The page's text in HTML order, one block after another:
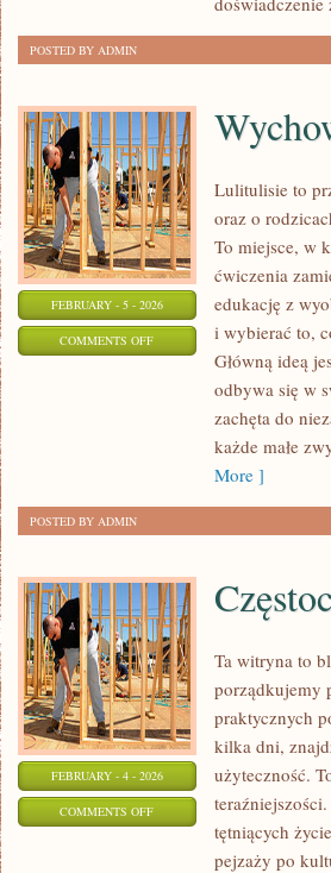
POSTED BY ADMIN
FEBRUARY - 5 - 2026
COMMENTS OFFON
WYCHOWANIE
Lulitulisie to
oraz o
To miejsce, w
ćwiczenia
edukację z
i wybierać to,
Główną ideą
odbywa się w
zachęta do
każde małe
More ]
POSTED BY ADMIN
FEBRUARY - 4 - 2026
COMMENTS OFFON
CZĘSTOCHOWA
Ta witryna to
porządkujemy
praktycznych
kilka dni,
użyteczność.
tętniących
pejzaży po